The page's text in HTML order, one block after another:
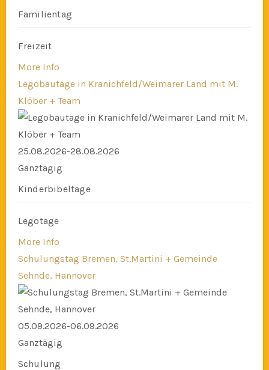
Familientag
Freizeit
More Info
Legobautage in Kranichfeld/Weimarer Land mit M.
Klöber + Team
25.08.2026-28.08.2026
Ganztägig
Kinderbibeltage
Legotage
More Info
Schulungstag Bremen, St.Martini + Gemeinde
Sehnde, Hannover
05.09.2026-06.09.2026
Ganztägig
Schulung